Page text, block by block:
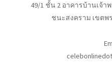
49/1 ชั้น 2 อาคารบ้านเจ้
ชนะสงคราม เขตพ